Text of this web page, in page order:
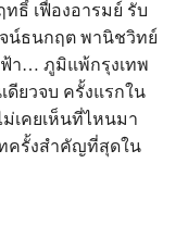
ธิ์ เฟื่องอารมย์ รับ
น์ธนกฤต พานิชวิทย์
า… ภูมิแพ้กรุงเทพ
ดียวจบ ครั้งแรกใน
เคยเห็นที่ไหนมา
ครั้งสำคัญที่สุดใน